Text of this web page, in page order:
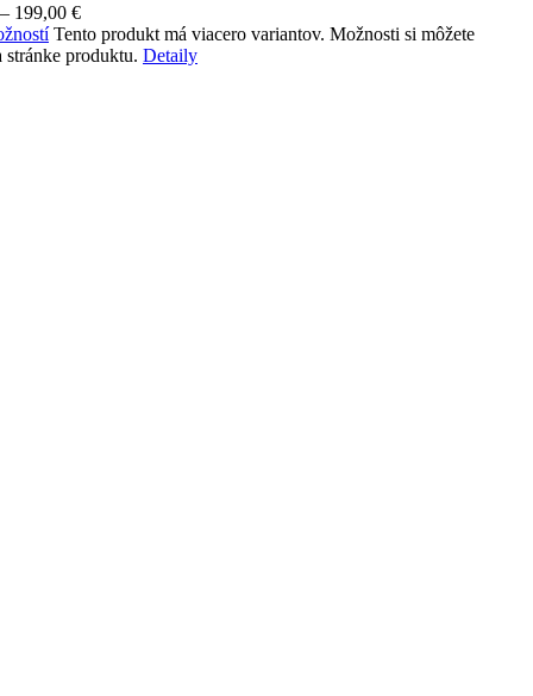
199,00 €
Tento produkt má viacero variantov. Možnosti si môžete
produktu. Detaily